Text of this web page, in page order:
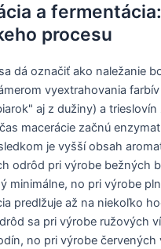
a
procesu
dá označiť ako naležanie
vyextrahovania
aj z dužiny) a trieslovín
macerácie začnú
je vyšší obsah
odrôd pri výrobe bežných
minimálne, no pri výrobe
predlžuje až na niekoľko
sa pri výrobe ružových
no pri výrobe červených